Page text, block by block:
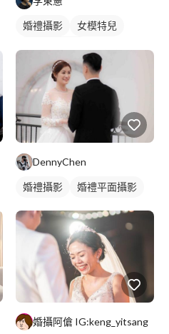
婚禮攝影
女模特兒
DennyChen
婚禮攝影 婚禮平面攝影
婚攝阿傖 IG:keng_yitsang